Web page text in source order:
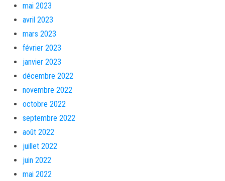
mai 2023
avril 2023
mars 2023
février 2023
janvier 2023
décembre 2022
novembre 2022
octobre 2022
septembre 2022
août 2022
juillet 2022
juin 2022
mai 2022